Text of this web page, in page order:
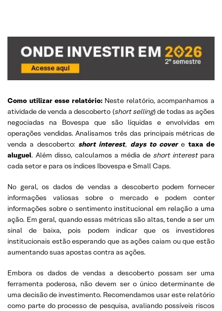
Como utilizar esse relatório:Neste relatório, acompanhamos a
atividade de venda a descoberto (short selling) de todas as ações
negociadas na Bovespa que são líquidas e envolvidas em
operações vendidas. Analisamos três das principais métricas de
venda a descoberto: short interest, days to covere taxa de
aluguel. Além disso, calculamos a média de short interest para
cada setor e para os índices Ibovespa e Small Caps.
No geral, os dados de vendas a descoberto podem fornecer
informações valiosas sobre o mercado e podem conter
informações sobre o sentimento institucional em relação a uma
ação. Em geral, quando essas métricas são altas, tende a ser um
sinal de baixa, pois podem indicar que os investidores
institucionais estão esperando que as ações caiam ou que estão
aumentando suas apostas contra as ações.
Embora os dados de vendas a descoberto possam ser uma
ferramenta poderosa, não devem ser o único determinante de
uma decisão de investimento. Recomendamos usar este relatório
como parte do processo de pesquisa, avaliando possíveis riscos